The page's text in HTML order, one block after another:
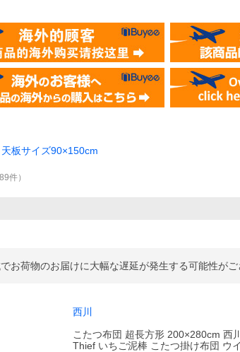
天板サイズ90×150cm
件）
荷物のお届けに大幅な遅延が発生する可能性がご
西川
こたつ布団 超長方形 200×280cm 西
Thief いちご泥棒 こたつ掛け布団 ウ